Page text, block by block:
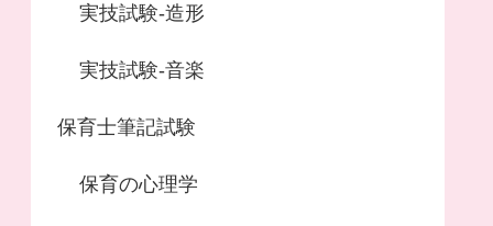
実技試験-造形
実技試験-音楽
保育士筆記試験
保育の心理学